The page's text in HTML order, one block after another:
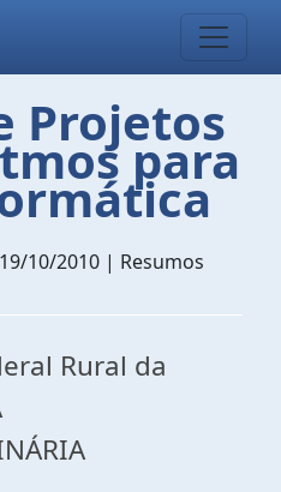
Projetos
para
10/2010 | Resumos
Rural da